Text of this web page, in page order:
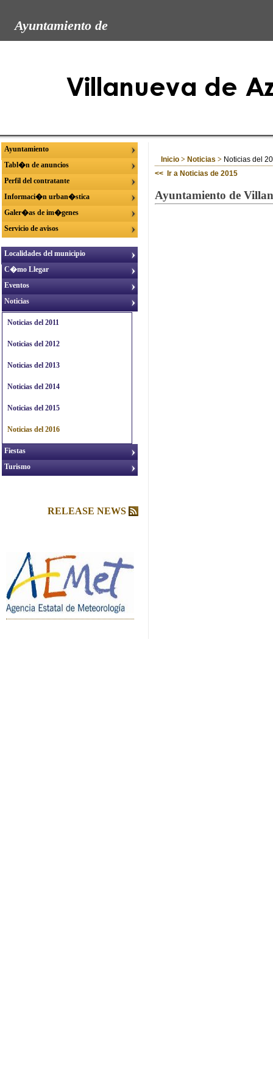
Ayuntamiento de
Ayuntamiento
Tabl�n de anuncios
Perfil del contratante
Informaci�n urban�stica
Galer�as de im�genes
Servicio de avisos
Localidades del municipio
C�mo Llegar
Eventos
Noticias
Noticias del 2011
Noticias del 2012
Noticias del 2013
Noticias del 2014
Noticias del 2015
Noticias del 2016
Fiestas
Turismo
RELEASE NEWS
Inicio > Noticias > Noticias del
<< Ir a Noticias de 2015
Ayuntamiento de